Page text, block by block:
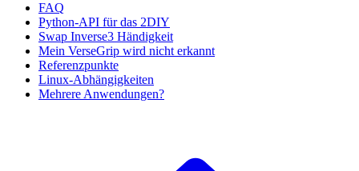
FAQ
Python-API für das 2DIY
Swap Inverse3 Händigkeit
Mein VerseGrip wird nicht erkannt
Referenzpunkte
Linux-Abhängigkeiten
Mehrere Anwendungen?